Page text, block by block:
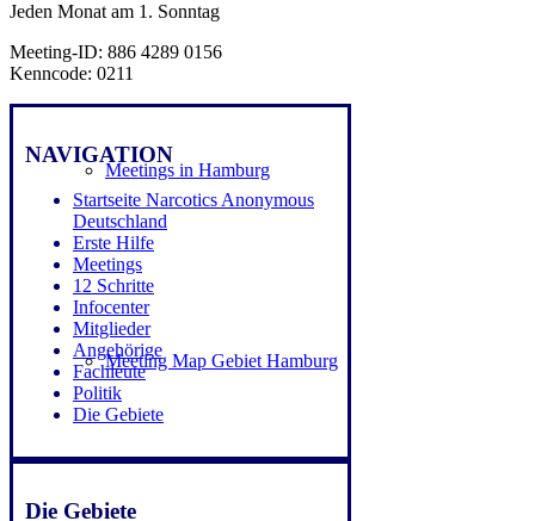
Meetings in Hamburg
Meeting Map Gebiet Hamburg
Jeden Monat am 1. Sonntag
Meeting-ID: 886 4289 0156
Kenncode: 0211
NAVIGATION
Startseite Narcotics Anonymous
Deutschland
Erste Hilfe
Meetings
12 Schritte
Infocenter
Mitglieder
Angehörige
Fachleute
Politik
Die Gebiete
Die Gebiete